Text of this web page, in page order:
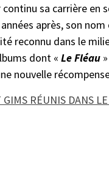
sa carrière en
après, son
reconnu dans le
dont « LeFléau
nouvelle
RÉUNIS DANS